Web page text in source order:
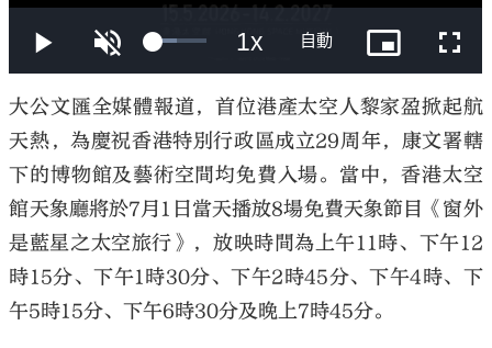
大公文匯全媒體報道，首位港產太空人黎家盈掀起航
天熱，為慶祝香港特別行政區成立29周年，康文署轄
下的博物館及藝術空間均免費入場。當中，香港太空
館天象廳將於7月1日當天播放8場免費天象節目《窗外
是藍星之太空旅行》，放映時間為上午11時、下午12
時15分、下午1時30分、下午2時45分、下午4時、下
午5時15分、下午6時30分及晚上7時45分。